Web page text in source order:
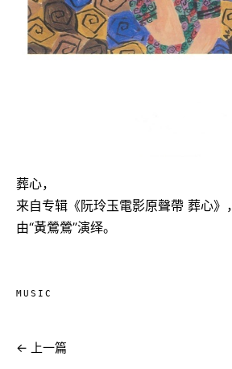
葬心，
来自专辑《阮玲玉電影原聲帶 葬心》，
由“黃鶯鶯”演绎。
MUSIC
← 上一篇